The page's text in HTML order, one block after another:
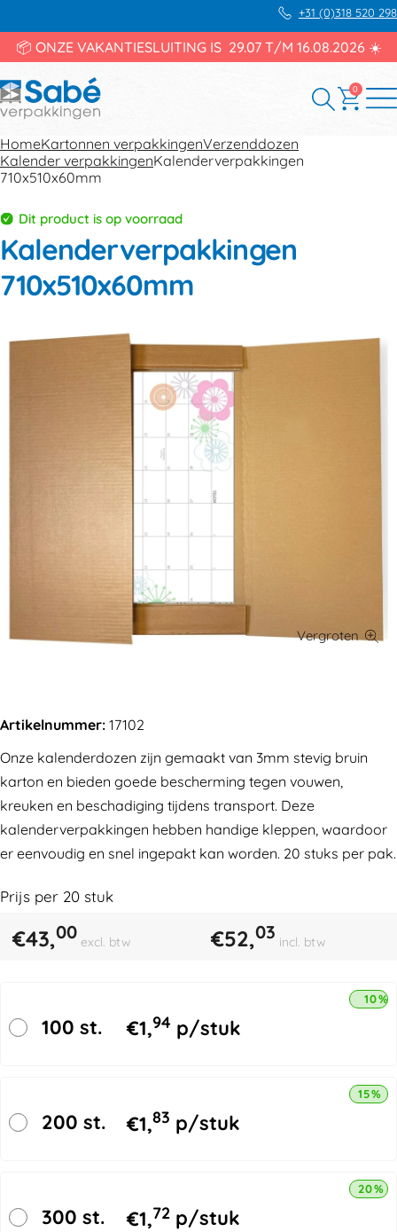
+31 (0)318 520 298
📦 ONZE VAKANTIESLUITING IS 29.07 T/M 16.08.2026 ☀️
0
HomeKartonnen verpakkingenVerzenddozen
Kalender verpakkingenKalenderverpakkingen
710x510x60mm
Dit product is op voorraad
Kalenderverpakkingen
710x510x60mm
Artikelnummer: 17102
Onze kalenderdozen zijn gemaakt van 3mm stevig bruin
karton en bieden goede bescherming tegen vouwen,
kreuken en beschadiging tijdens transport. Deze
kalenderverpakkingen hebben handige kleppen, waardoor
er eenvoudig en snel ingepakt kan worden. 20 stuks per pak.
Prijs per 20 stuk
€43,00 excl. btw €52,03 incl. btw
100 st. €1,94 p/stuk
10%
200 st. €1,83 p/stuk
15%
300 st. €1,72 p/stuk
20%